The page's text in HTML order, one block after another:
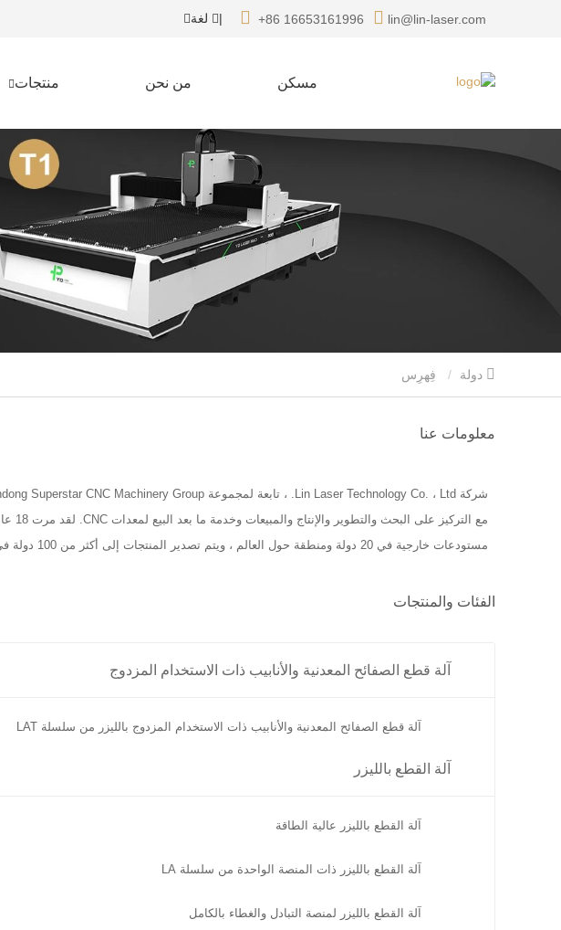
lin@lin-laser.com
+86 16653161996
| لغة
مسكن من نحن منتجات
معلومات عنا
مستودعات خارجية في 20 دولة ومنطقة حول العالم ، ويتم تصدير المنتجات إلى أكثر من 100 دولة في أوروبا وأمريكا وآسيا وأفريقيا ، إلخ.
الفئات والمنتجات
آلة قطع الصفائح المعدنية والأنابيب ذات الاستخدام المزدوج
آلة قطع الصفائح المعدنية والأنابيب ذات الاستخدام المزدوج بالليزر من سلسلة LAT
آلة القطع بالليزر
آلة القطع بالليزر عالية الطاقة
آلة القطع بالليزر ذات المنصة الواحدة من سلسلة LA
آلة القطع بالليزر لمنصة التبادل والغطاء بالكامل